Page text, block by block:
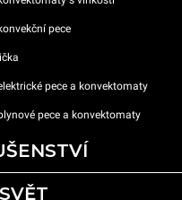
pece
pece a konvektomaty
pece a konvektomaty